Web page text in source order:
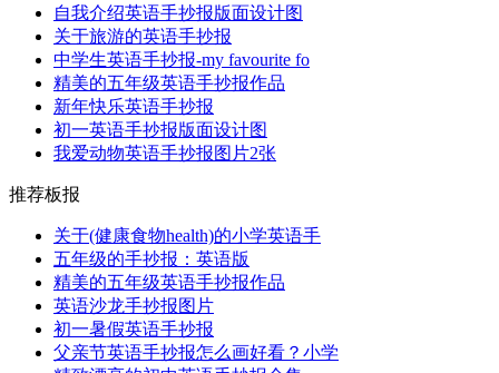
自我介绍英语手抄报版面设计图
关于旅游的英语手抄报
中学生英语手抄报-my favourite fo
精美的五年级英语手抄报作品
新年快乐英语手抄报
初一英语手抄报版面设计图
我爱动物英语手抄报图片2张
推荐板报
关于(健康食物health)的小学英语手
五年级的手抄报：英语版
精美的五年级英语手抄报作品
英语沙龙手抄报图片
初一暑假英语手抄报
父亲节英语手抄报怎么画好看？小学